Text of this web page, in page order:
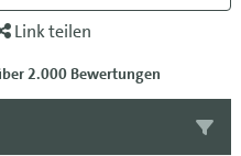
Link teilen
2.000 Bewertungen